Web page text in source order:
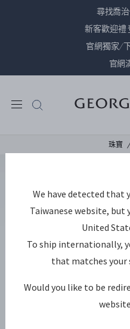
尋找喬
新客歡迎禮
官網獨家/
官網
珠寶
We have detected that
Taiwanese website, but
United
To ship internationally,
that matches
Would you like to be